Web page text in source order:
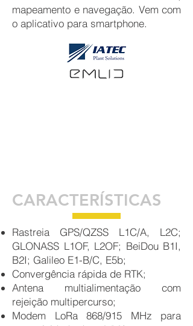
mapeamento e navegação. Vem com
o aplicativo para smartphone.
CARACTERÍSTICAS
Rastreia GPS/QZSS L1C/A, L2C;
GLONASS L1OF, L2OF; BeiDou B1I,
B2I; Galileo E1-B/C, E5b;
Convergência rápida de RTK;
Antena multialimentação com
rejeição multipercurso;
Modem LoRa 868/915 MHz para